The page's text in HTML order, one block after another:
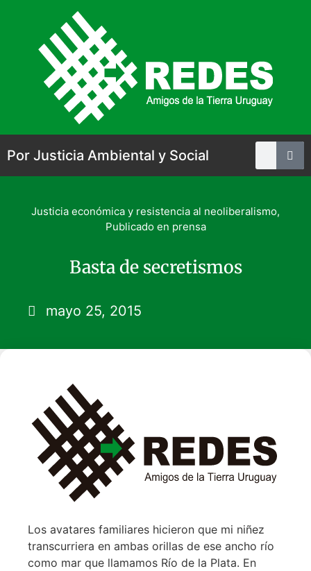
Por Justicia Ambiental y Social
Justicia económica y resistencia al neoliberalismo,
Publicado en prensa
Basta de secretismos
mayo 25, 2015
Los avatares familiares hicieron que mi niñez
transcurriera en ambas orillas de ese ancho río
como mar que llamamos Río de la Plata. En